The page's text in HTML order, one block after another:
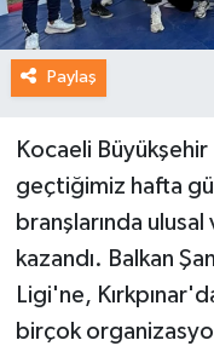
Paylaş
Kocaeli
geçtiğimiz hafta
branşlarında ulusal
kazandı. Balkan
Ligi'ne,
birçok